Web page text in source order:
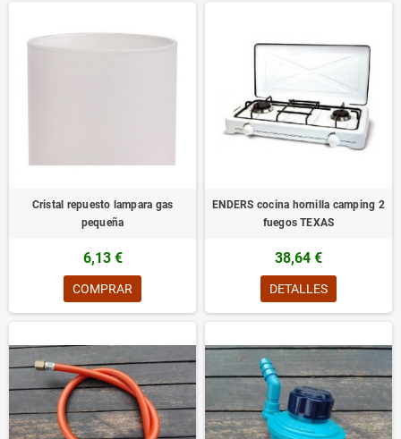
Cristal repuesto lampara gas
pequeña
6,13 €
COMPRAR
ENDERS cocina hornilla camping 2
fuegos TEXAS
38,64 €
DETALLES